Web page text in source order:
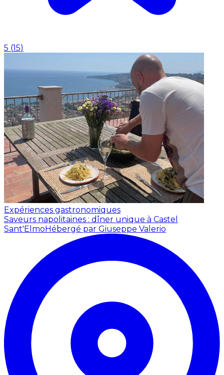
5 (15)
Expériences gastronomiques
Saveurs napolitaines : dîner unique à Castel
Sant'Elmo Hébergé par Giuseppe Valerio